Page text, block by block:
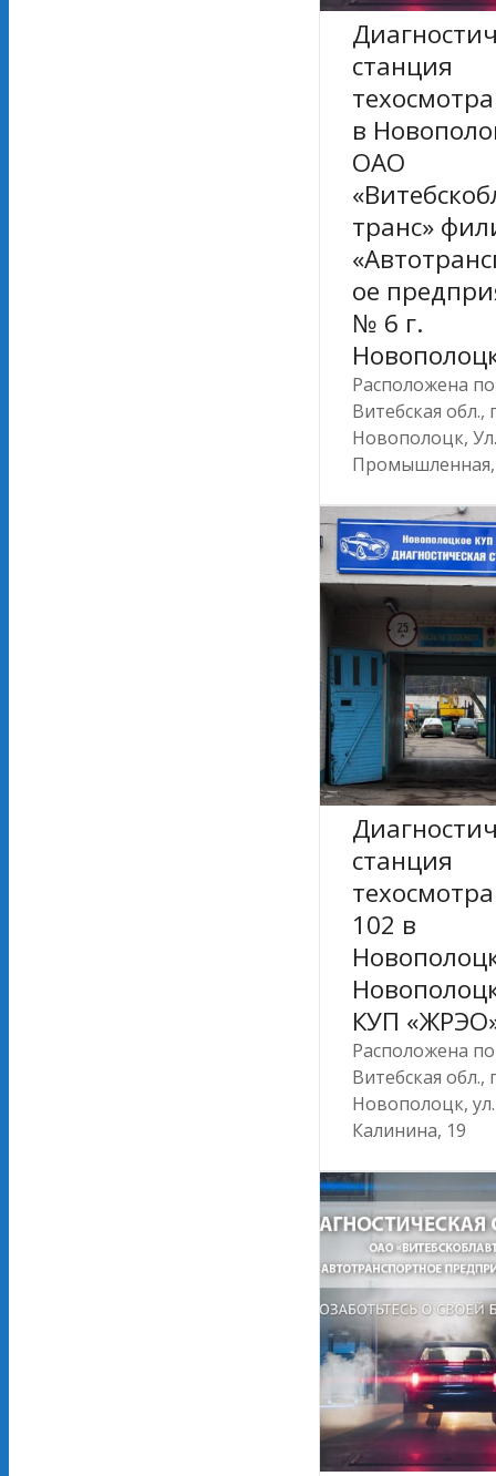
станция
в
ОАО
транс»
ое
№ 6 г.
Расположена по
Витебская обл.,
Новополоцк, Ул.
станция
102 в
КУП
Расположена по
Витебская обл.,
Новополоцк, ул.
Калинина, 19